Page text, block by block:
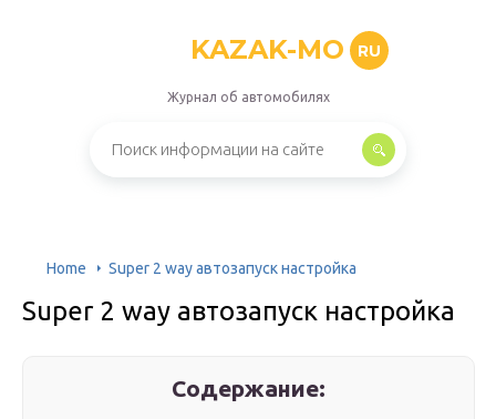
KAZAK-MO RU
Журнал об автомобилях
Home Super 2 way автозапуск настройка
Super 2 way автозапуск настройка
Содержание: